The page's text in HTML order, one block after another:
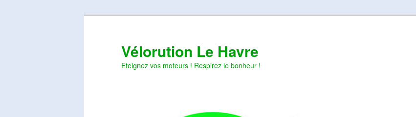
Vélorution Le Havre
Eteignez vos moteurs ! Respirez le bonheur !